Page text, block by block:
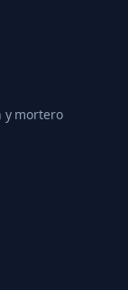
y mortero